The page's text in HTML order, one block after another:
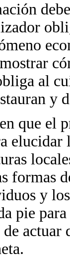
al
y
que el
elucidar
formas
y
pie